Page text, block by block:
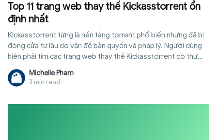
Top 11 trang web thay thế Kickasstorrent ổn
định nhất
Kickasstorrent từng là nền tảng torrent phổ biến nhưng đã bị
đóng cửa từ lâu do vấn đề bản quyền và pháp lý. Người dùng
hiện phải tìm các trang web thay thế Kickasstorrent có thư
viện tương tự và vẫn hoạt động ổn định. Tuy nhiên, không phải
website nào cũng đáng tin cậy vì nhiều trang mirror chứa
quảng cáo độc hại hoặc dữ liệu giả. Hidemyacc sẽ tổng hợp
Michelle Pham
3 min read